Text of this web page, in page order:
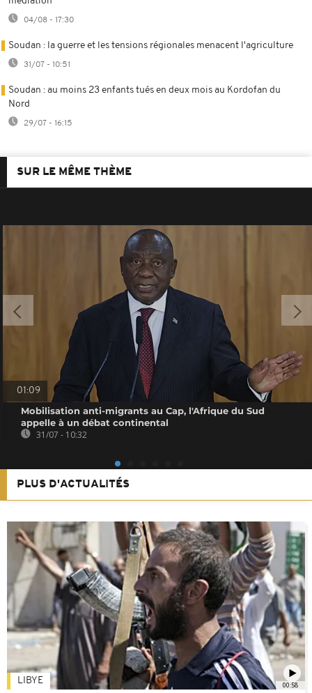
04/08 - 17:30
Soudan : la guerre et les tensions régionales menacent l'agriculture
31/07 - 10:51
Soudan : au moins 23 enfants tués en deux mois au Kordofan du
Nord
29/07 - 16:15
SUR LE MÊME THÈME
01:09
Mobilisation anti-migrants au Cap, l'Afrique du Sud
appelle à un débat continental
31/07 - 10:32
PLUS D'ACTUALITÉS
00:58
LIBYE